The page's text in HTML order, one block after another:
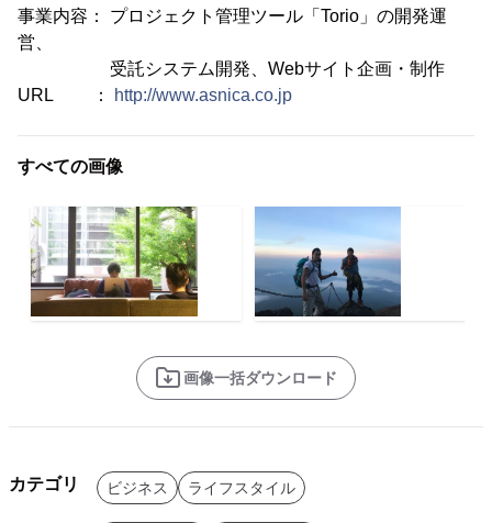
事業内容： プロジェクト管理ツール「Torio」の開発運
営、
受託システム開発、Webサイト企画・制作
URL ：
http://www.asnica.co.jp
すべての画像
画像一括ダウンロード
カテゴリ ビジネス ライフスタイル